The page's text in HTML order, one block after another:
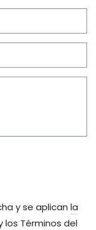
y se aplican la
los Términos del